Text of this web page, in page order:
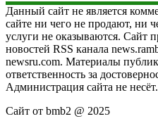
Данный сайт не является
сайте ни чего не продают, ни
услуги не оказываются. Сайт
новостей RSS канала
newsru.com. Материалы
ответственность за
Администрация сайта не несёт.
Сайт от bmb2 @ 2025